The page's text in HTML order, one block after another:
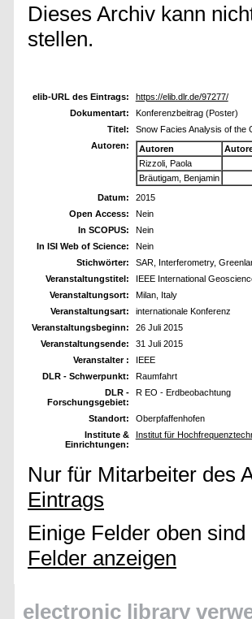
Dieses Archiv kann
stellen.
elib-URL des Eintrags:
https://elib.dlr.de/97277/
Dokumentart:
Konferenzbeitrag (Poster)
Titel:
Snow Facies Analysis of the
Autoren:
Autoren
Rizzoli, Paola
Bräutigam, Benjamin
Datum:
2015
Open Access:
Nein
In SCOPUS:
Nein
In ISI Web of Science:
Nein
Stichwörter:
SAR, Interferometry,
Veranstaltungstitel:
IEEE International
Veranstaltungsort:
Milan, Italy
Veranstaltungsart:
internationale Konferenz
Veranstaltungsbeginn:
26 Juli 2015
Veranstaltungsende:
31 Juli 2015
Veranstalter :
IEEE
DLR - Schwerpunkt:
Raumfahrt
DLR -
Forschungsgebiet:
R EO - Erdbeobachtung
Standort:
Oberpfaffenhofen
Institute &
Einrichtungen:
Institut für
Nur für Mitarbeiter des
Eintrags
Einige Felder oben
Felder anzeigen
electronic library